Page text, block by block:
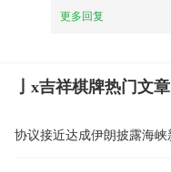
更多回复
亅x吉祥棋牌热门文章